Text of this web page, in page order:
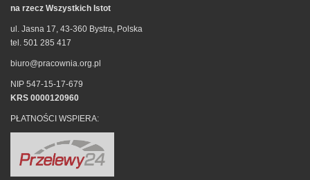
na rzecz Wszystkich Istot
ul. Jasna 17, 43-360 Bystra, Polska
tel. 501 285 417
biuro@pracownia.org.pl
NIP 547-15-17-679
KRS 0000120960
PŁATNOŚCI WSPIERA: